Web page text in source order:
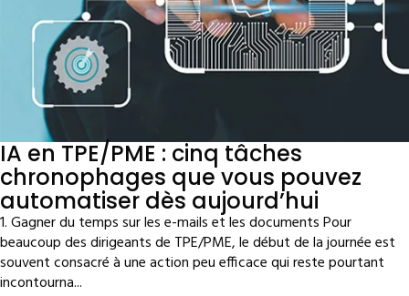
IA en TPE/PME : cinq tâches
chronophages que vous pouvez
automatiser dès aujourd’hui
1. Gagner du temps sur les e-mails et les documents Pour
beaucoup des dirigeants de TPE/PME, le début de la journée est
souvent consacré à une action peu efficace qui reste pourtant
incontourna...